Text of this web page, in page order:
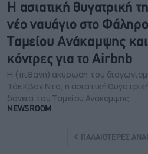
Η ασιατική θυγατρική
νέο ναυάγιο στο
Ταμείου Ανάκαμψης και
κόντρες για το Airbnb
Η (πιθανή) ακύρωση του
Τάε Κβον Ντο, η ασιατική
δάνεια του Ταμείου Ανάκαμψης
NEWSROOM
ΠΑΛΑΙΟΤΕΡΕΣ